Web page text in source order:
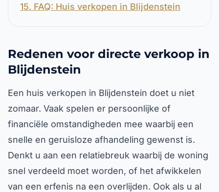
15. FAQ: Huis verkopen in Blijdenstein
Redenen voor directe verkoop in
Blijdenstein
Een huis verkopen in Blijdenstein doet u niet
zomaar. Vaak spelen er persoonlijke of
financiële omstandigheden mee waarbij een
snelle en geruisloze afhandeling gewenst is.
Denkt u aan een relatiebreuk waarbij de woning
snel verdeeld moet worden, of het afwikkelen
van een erfenis na een overlijden. Ook als u al